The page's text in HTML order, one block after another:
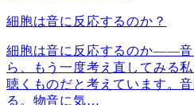
細胞は音に反応するのか？
細胞は音に反応するのか――音
ら、もう一度考え直してみる
聴くものだと考えています。
る。物音に気…